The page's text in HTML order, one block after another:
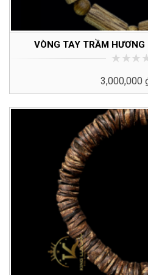
VÒNG TAY TRẦM
trên
3,000,000